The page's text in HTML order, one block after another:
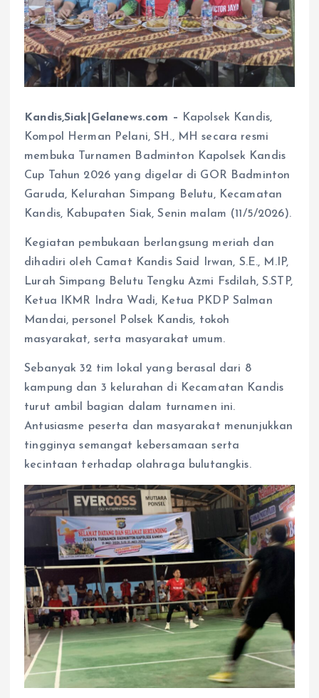
Kandis,Siak|Gelanews.com –
Kapolsek Kandis,
Kompol Herman Pelani, SH., MH secara resmi
membuka Turnamen Badminton Kapolsek Kandis
Cup Tahun 2026 yang digelar di GOR Badminton
Garuda, Kelurahan Simpang Belutu, Kecamatan
Kandis, Kabupaten Siak, Senin malam (11/5/2026).
Kegiatan pembukaan berlangsung meriah dan
dihadiri oleh Camat Kandis Said Irwan, S.E., M.IP,
Lurah Simpang Belutu Tengku Azmi Fsdilah, S.STP,
Ketua IKMR Indra Wadi, Ketua PKDP Salman
Mandai, personel Polsek Kandis, tokoh
masyarakat, serta masyarakat umum.
Sebanyak 32 tim lokal yang berasal dari 8
kampung dan 3 kelurahan di Kecamatan Kandis
turut ambil bagian dalam turnamen ini.
Antusiasme peserta dan masyarakat menunjukkan
tingginya semangat kebersamaan serta
kecintaan terhadap olahraga bulutangkis.